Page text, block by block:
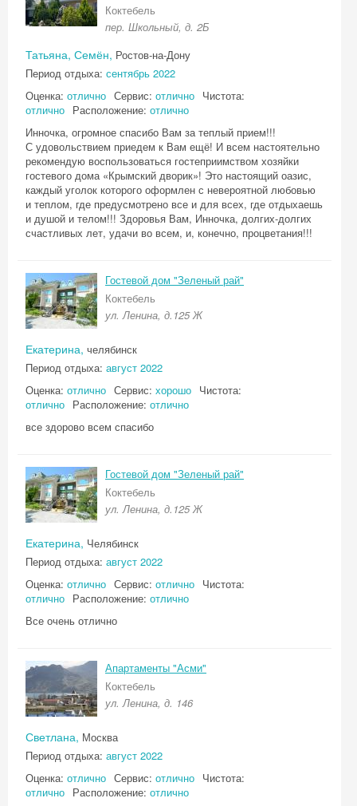
Коктебель
пер. Школьный, д. 2Б
Татьяна, Семён, Ростов-на-Дону
Период отдыха: сентябрь 2022
Оценка: отлично Сервис: отлично Чистота:
отлично Расположение: отлично
Инночка, огромное спасибо Вам за теплый прием!!!
С удовольствием приедем к Вам ещё! И всем настоятельно
рекомендую воспользоваться гостеприимством хозяйки
гостевого дома «Крымский дворик»! Это настоящий оазис,
каждый уголок которого оформлен с невероятной любовью
и теплом, где предусмотрено все и для всех, где отдыхаешь
и душой и телом!!! Здоровья Вам, Инночка, долгих-долгих
счастливых лет, удачи во всем, и, конечно, процветания!!!
Гостевой дом "Зеленый рай"
Коктебель
ул. Ленина, д.125 Ж
Екатерина, челябинск
Период отдыха: август 2022
Оценка: отлично Сервис: хорошо Чистота:
отлично Расположение: отлично
все здорово всем спасибо
Гостевой дом "Зеленый рай"
Коктебель
ул. Ленина, д.125 Ж
Екатерина, Челябинск
Период отдыха: август 2022
Оценка: отлично Сервис: отлично Чистота:
отлично Расположение: отлично
Все очень отлично
Апартаменты "Асми"
Коктебель
ул. Ленина, д. 146
Светлана, Москва
Период отдыха: август 2022
Оценка: отлично Сервис: отлично Чистота:
отлично Расположение: отлично